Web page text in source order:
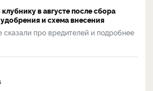
в августе после сбора
и схема внесения
сказали про вредителей и подробнее